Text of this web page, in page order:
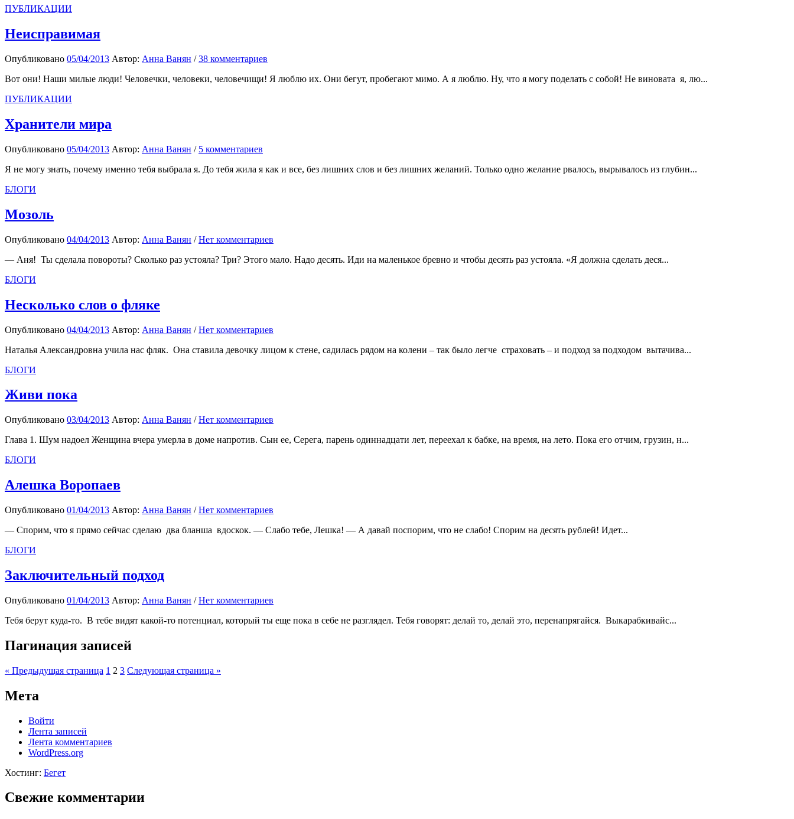
ПУБЛИКАЦИИ
Неисправимая
Опубликовано 05/04/2013 Автор: Анна Ванян /38 комментариев
Вот они! Наши милые люди! Человечки, человеки, человечищи! Я люблю их. Они бегут, пробегают мимо. А я люблю. Ну, что я могу поделать с собой! Не виновата я, лю...
ПУБЛИКАЦИИ
Хранители мира
Опубликовано 05/04/2013 Автор: Анна Ванян / 5 комментариев
Я не могу знать, почему именно тебя выбрала я. До тебя жила я как и все, без лишних слов и без лишних желаний. Только одно желание рвалось, вырывалось из глубин...
БЛОГИ
Мозоль
Опубликовано 04/04/2013 Автор: Анна Ванян /Нет комментариев
— Аня! Ты сделала повороты? Сколько раз устояла? Три? Этого мало. Надо десять. Иди на маленькое бревно и чтобы десять раз устояла. «Я должна сделать деся...
БЛОГИ
Несколько слов о фляке
Опубликовано 04/04/2013 Автор: Анна Ванян /Нет комментариев
Наталья Александровна учила нас фляк. Она ставила девочку лицом к стене, садилась рядом на колени – так было легче страховать – и подход за подходом вытачива...
БЛОГИ
Живи пока
Опубликовано 03/04/2013 Автор: Анна Ванян /Нет комментариев
Глава 1. Шум надоел Женщина вчера умерла в доме напротив. Сын ее, Серега, парень одиннадцати лет, переехал к бабке, на время, на лето. Пока его отчим, грузин, н...
БЛОГИ
Алешка Воропаев
Опубликовано 01/04/2013 Автор: Анна Ванян /Нет комментариев
— Спорим, что я прямо сейчас сделаю два бланша вдоскок. — Слабо тебе, Лешка! — А давай поспорим, что не слабо! Спорим на десять рублей! Идет...
БЛОГИ
Заключительный подход
Опубликовано 01/04/2013 Автор: Анна Ванян /Нет комментариев
Тебя берут куда-то. В тебе видят какой-то потенциал, который ты еще пока в себе не разглядел. Тебя говорят: делай то, делай это, перенапрягайся. Выкарабкивайс...
Пагинация записей
« Предыдущая страница 1 2 3 Следующая страница »
Мета
Войти
Лента записей
Лента комментариев
WordPress.org
Хостинг: Бегет
Свежие комментарии